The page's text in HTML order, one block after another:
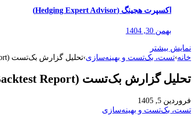
اکسپرت هجینگ (Hedging Expert Advisor)
بهمن 30, 1404
نمایش بیشتر
خانه›تست، بک‌تست و بهینه‌سازی›تحلیل گزارش بک‌تست (Backtest Report)
تحلیل گزارش بک‌تست (Backtest Report)
فروردین 5, 1405
تست، بک‌تست و بهینه‌سازی